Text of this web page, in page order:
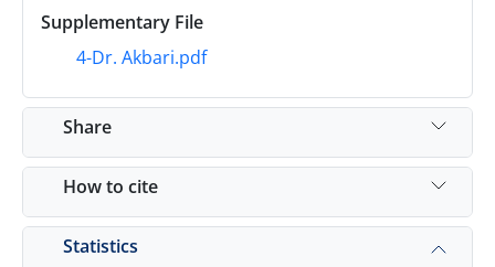
Supplementary File
4-Dr. Akbari.pdf
Share
How to cite
Statistics